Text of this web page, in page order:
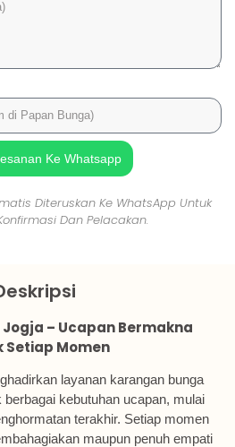
Ke Whatsapp
Diteruskan Ke WhatsApp Untuk
Dan Pelacakan.
– Ucapan Bermakna
Setiap Momen
layanan karangan bunga
kebutuhan ucapan, mulai
terakhir. Setiap momen
maupun penuh empati